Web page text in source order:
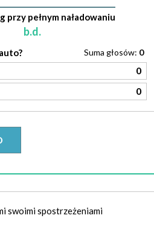
przy pełnym naładowaniu
b.d.
Suma głosów: 0
0
0
swoimi spostrzeżeniami